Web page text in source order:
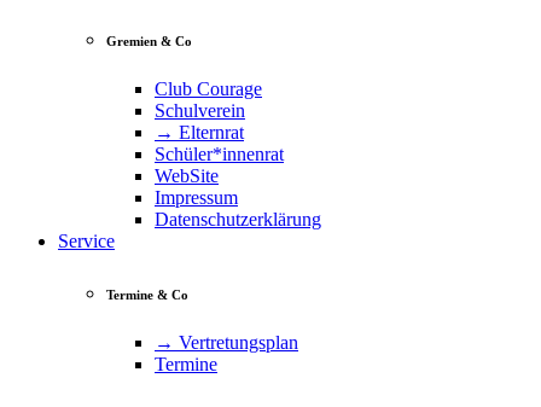
Gremien & Co
Club Courage
Schulverein
→ Elternrat
Schüler*innenrat
WebSite
Impressum
Datenschutzerklärung
Service
Termine & Co
→ Vertretungsplan
Termine